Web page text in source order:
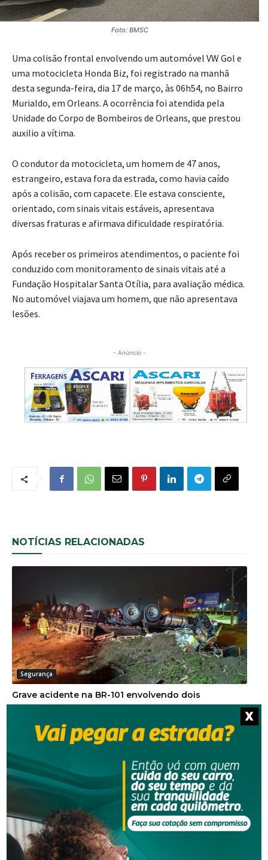
Foto: BMSC
Uma colisão frontal envolvendo um automóvel VW Gol e
uma motocicleta Honda Biz, foi registrado na manhã
desta segunda-feira, dia 17 de março, às 06h54, no Bairro
Murialdo, em Orleans. A ocorrência foi atendida pela
Unidade do Corpo de Bombeiros de Orleans, que prestou
auxilio a vítima.
O condutor da motocicleta, um homem de 47 anos,
estrangeiro, estava fora da estrada, como havia caído
após a colisão, com capacete. Ele estava consciente,
orientado, com sinais vitais estáveis, apresentava
diversas fraturas e afirmava dificuldade respiratória.
Após receber os primeiros atendimentos, o paciente foi
conduzido com monitoramento de sinais vitais até a
Fundação Hospitalar Santa Otília, para avaliação médica.
No automóvel viajava um homem, que não apresentava
lesões.
- Anúncio -
NOTÍCIAS RELACIONADAS
Segurança
Grave acidente na BR-101 envolvendo dois
Segurança
Corpo de homem é encontrado em rio
X